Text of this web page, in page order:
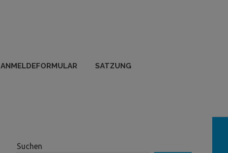
ANMELDEFORMULAR SATZUNG
Suchen